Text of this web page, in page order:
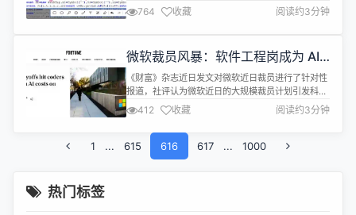
运行速度快、内存占用低、CPU 使用率低。 开源地
https://gitee.com/horsejs_admin/ScreenCapture
素的用户体验： 鼠标按下即绘制一个默认大小的标
号； 设置独...
764 收藏 阅读约3分钟
微软裁员风暴：软件工程岗成为 AI
冲击的重灾区
《财富》杂志近日发文对微软近日裁员进行了针对性
报道，社评认为微软近日的大规模裁员计划引发科技
行业对人工智能时代就业结构变革的广泛关注。 据华
盛顿州官方文件披露，在微软总部所在地的裁员中，
软件工程岗位成为受冲击最严重的领域，占该州约
2000名被裁员工的40%以上。微软本周二确认，其
全球裁员规模约6000人，华盛顿州裁员人数占总数
412 收藏 阅读约3分钟
1 ... 615 616 617 ... 1000
热门标签